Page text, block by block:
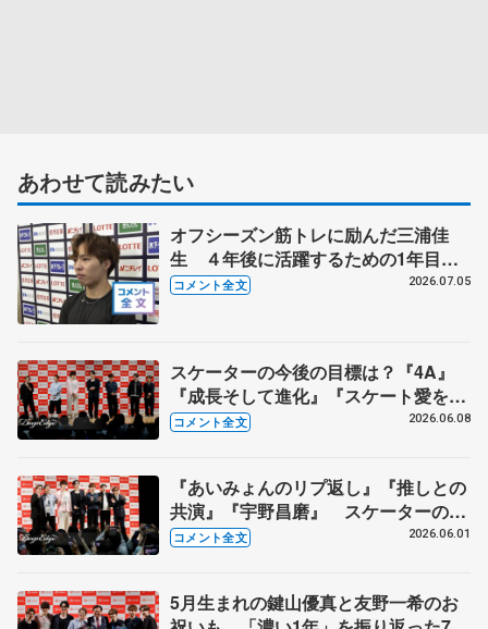
あわせて読みたい
オフシーズン筋トレに励んだ三浦佳
生 ４年後に活躍するための1年目
に 【全日本シニア強化合宿】
コメント全文 2026.07.05
スケーターの今後の目標は？『4A』
『成長そして進化』『スケート愛を深
める』 真剣勝負のゲームコーナーも
コメント全文 2026.06.08
『あいみょんのリプ返し』『推しとの
共演』『宇野昌磨』 スケーターの三
大ニュースは？【コラントッテ・トー
コメント全文 2026.06.01
5月生まれの鍵山優真と友野一希のお